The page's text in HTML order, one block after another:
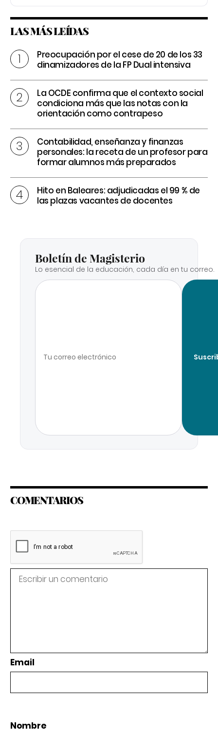
LAS MÁS LEÍDAS
Preocupación por el cese de 20 de los 33
dinamizadores de la FP Dual intensiva
La OCDE confirma que el contexto social
condiciona más que las notas con la
orientación como contrapeso
Contabilidad, enseñanza y finanzas
personales: la receta de un profesor para
formar alumnos más preparados
Hito en Baleares: adjudicadas el 99 % de
las plazas vacantes de docentes
Boletín de Magisterio
Lo esencial de la educación, cada día en tu correo.
COMENTARIOS
Email
Nombre